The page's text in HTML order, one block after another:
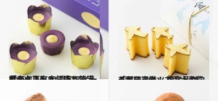
2019.4.14
「大丸東京店」売れ筋手土産ベスト10 最旬スイーツから下町人気店まで満載
グルメ 2019.4.26
「羽田空港」で手土産買うならこれ！ 限定品やコラボスイーツ ベスト10
グルメ